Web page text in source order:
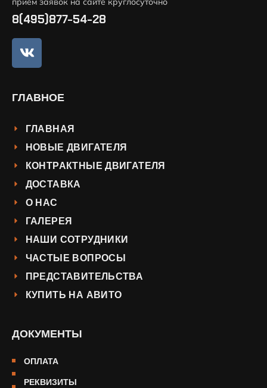
8(495)877-54-28
ГЛАВНОЕ
ГЛАВНАЯ
НОВЫЕ ДВИГАТЕЛЯ
КОНТРАКТНЫЕ ДВИГАТЕЛЯ
ДОСТАВКА
О НАС
ГАЛЕРЕЯ
НАШИ СОТРУДНИКИ
ЧАСТЫЕ ВОПРОСЫ
ПРЕДСТАВИТЕЛЬСТВА
КУПИТЬ НА АВИТО
ДОКУМЕНТЫ
ОПЛАТА
РЕКВИЗИТЫ